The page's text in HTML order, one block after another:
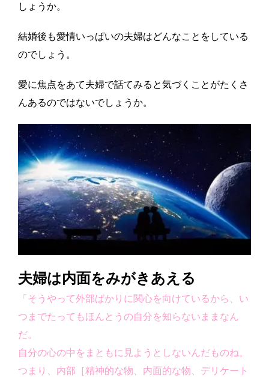
しょうか。
結婚後も愛情いっぱいの夫婦はどんなことをしている
のでしょう。
愛に焦点をあて夫婦で話てみると気づくことがたくさ
んあるのではないでしょうか。
夫婦は内面をみがきあえる
「そうやって外部ばかりに関心を向けているから、い
つまでたってもほんとうの自分を知らないままなん
だ。
自分の心の中をまともに見ようとしないんだものね。
つまり、内部［精神的な物、内面的な物、デリケート